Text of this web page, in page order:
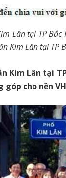
Lân tại TP
Kim Lân tại TP
Kim Lân tại
góp cho nền